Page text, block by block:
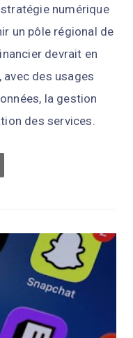
numérique
un pôle régional de
devrait en
avec des usages
la gestion
des services.